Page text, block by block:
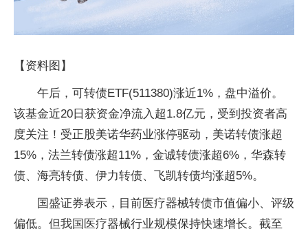
【资料图】
午后，可转债ETF(511380)涨近1%，盘中溢价。
该基金近20日获资金净流入超1.8亿元，受到投资者高
度关注！受正股美诺华药业涨停驱动，美诺转债涨超
15%，法兰转债涨超11%，金诚转债涨超6%，华森转
债、海亮转债、伊力转债、飞凯转债均涨超5%。
国盛证券表示，目前医疗器械转债市值偏小、评级
偏低。但我国医疗器械行业规模保持快速增长。截至